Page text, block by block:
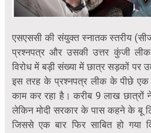
एसएससी की संयुक्त स्नातक स्तरीय
प्रश्नपत्र और उसकी उत्तर कुंजी
विरोध में बड़ी संख्या में छात्र सड़कों पर
इस तरह के प्रश्नपत्र लीक के पीछे एक
काम कर रहा है। करीब 9 लाख छात्रों ने
लेकिन मोदी सरकार के पास कहने के बू
जिससे एक बार फिर साबित हो गया